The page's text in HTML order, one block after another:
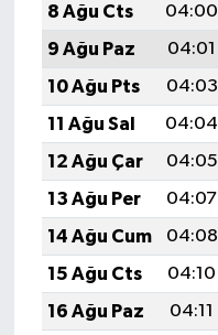
8 Ağu Cts
04:00
9 Ağu Paz
04:01
10 Ağu Pts
04:03
11 Ağu Sal
04:04
12 Ağu Çar
04:05
13 Ağu Per
04:07
14 Ağu Cum
04:08
15 Ağu Cts
04:10
16 Ağu Paz
04:11